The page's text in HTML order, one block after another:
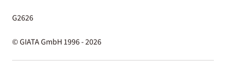
G2626
© GIATA GmbH 1996 - 2026